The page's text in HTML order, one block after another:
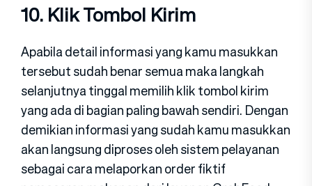
10. Klik Tombol Kirim
Apabila detail informasi yang kamu masukkan
tersebut sudah benar semua maka langkah
selanjutnya tinggal memilih klik tombol kirim
yang ada di bagian paling bawah sendiri. Dengan
demikian informasi yang sudah kamu masukkan
akan langsung diproses oleh sistem pelayanan
sebagai cara melaporkan order fiktif